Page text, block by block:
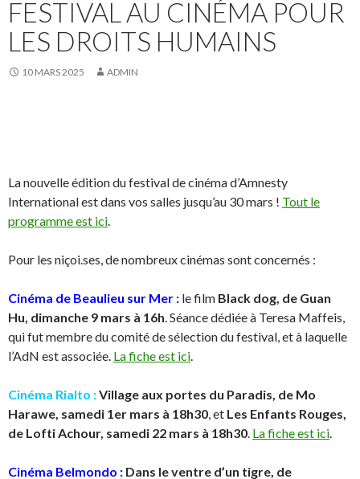
FESTIVAL AU CINÉMA POUR
LES DROITS HUMAINS
10 MARS 2025 ADMIN
La nouvelle édition du festival de cinéma d’Amnesty
International est dans vos salles jusqu’au 30 mars ! Tout le
programme est ici.
Pour les niçoi.ses, de nombreux cinémas sont concernés :
Cinéma de Beaulieu sur Mer : le film Black dog, de Guan
Hu, dimanche 9 mars à 16h. Séance dédiée à Teresa Maffeis,
qui fut membre du comité de sélection du festival, et à laquelle
l’AdN est associée. La fiche est ici.
Cinéma Rialto :Village aux portes du Paradis, de Mo
Harawe, samedi 1er mars à 18h30, et Les Enfants Rouges,
de Lofti Achour, samedi 22 mars à 18h30. La fiche est ici.
Cinéma Belmondo : Dans le ventre d’un tigre, de